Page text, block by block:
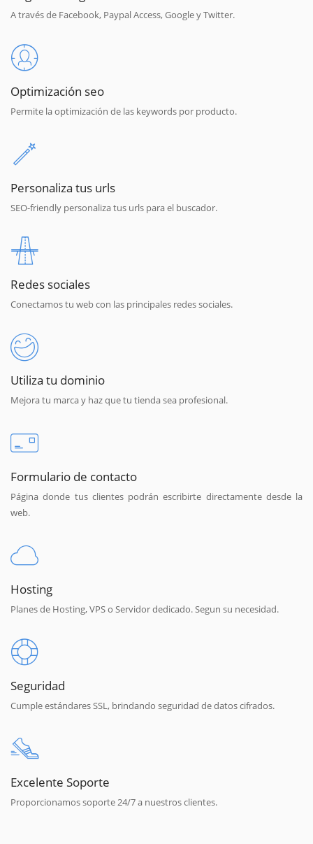
A través de Facebook, Paypal Access, Google y Twitter.
Optimización seo
Permite la optimización de las keywords por producto.
Personaliza tus urls
SEO-friendly personaliza tus urls para el buscador.
Redes sociales
Conectamos tu web con las principales redes sociales.
Utiliza tu dominio
Mejora tu marca y haz que tu tienda sea profesional.
Formulario de contacto
Página donde tus clientes podrán escribirte directamente desde la
web.
Hosting
Planes de Hosting, VPS o Servidor dedicado. Segun su necesidad.
Seguridad
Cumple estándares SSL, brindando seguridad de datos cifrados.
Excelente Soporte
Proporcionamos soporte 24/7 a nuestros clientes.